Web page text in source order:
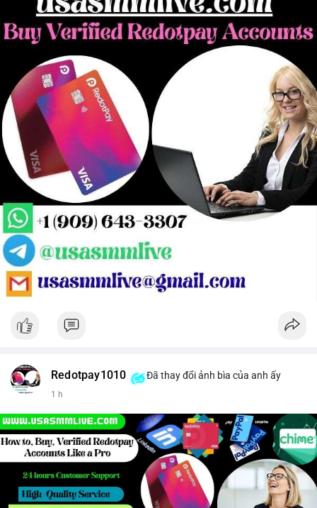
Redotpay1010 Đã thay đổi ảnh bìa của anh ấy
1 h